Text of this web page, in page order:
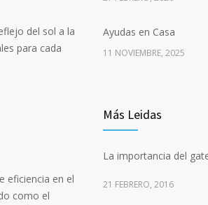
del sol a la
para cada
eficiencia en el
como el
Ayudas en Casa
11 NOVIEMBRE, 2025
Más Leidas
La importancia del
21 FEBRERO, 2016